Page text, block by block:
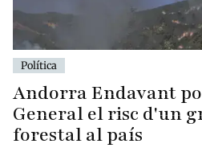
Política
Andorra Endavant
General el risc d'un
forestal al país